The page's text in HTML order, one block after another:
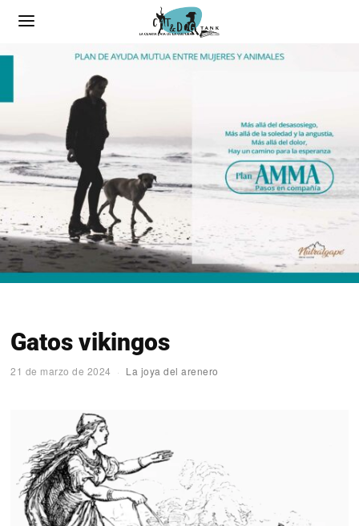
Gatos vikingos
21 de marzo de 2024 La joya del arenero